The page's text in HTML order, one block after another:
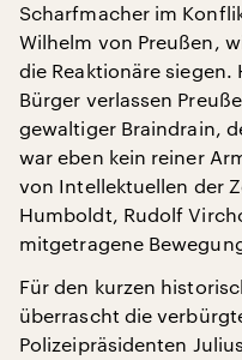
Scharfmacher im
Wilhelm von Preußen,
die Reaktionäre
Bürger verlassen
gewaltiger Braindrain,
war eben kein reiner
von Intellektuellen der
Humboldt, Rudolf
mitgetragene
Für den kurzen
überrascht die
Polizeipräsidenten